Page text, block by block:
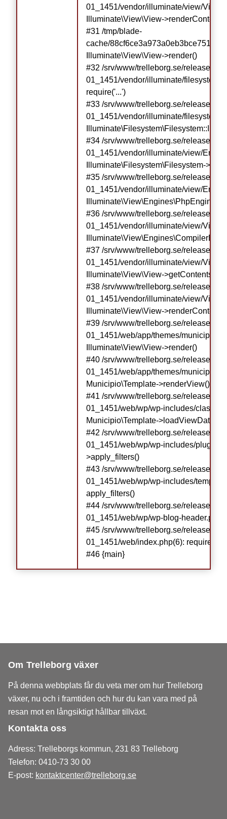
01_1451/vendor/illuminate/view/
Illuminate\View\View-
#31 /tmp/blade-
cache/
Illuminate\View\View->render()
#32 /srv/www/trelleborg.se/releases/
01_1451/vendor/illuminate/filesystem/
require('...')
#33 /srv/www/trelleborg.se/releases/
01_1451/vendor/illuminate/filesystem/
#34 /srv/www/trelleborg.se/releases/
01_1451/vendor/illuminate/view/
Illuminate\Filesystem\Filesystem-
#35 /srv/www/trelleborg.se/releases/
01_1451/vendor/illuminate/view/
Illuminate\View\Engines\PhpEngine-
#36 /srv/www/trelleborg.se/releases/
01_1451/vendor/illuminate/view/
#37 /srv/www/trelleborg.se/releases/
01_1451/vendor/illuminate/view/
Illuminate\View\View->getContents()
#38 /srv/www/trelleborg.se/releases/
01_1451/vendor/illuminate/view/
Illuminate\View\View-
#39 /srv/www/trelleborg.se/releases/
01_1451/web/app/themes/municipio/
Illuminate\View\View->render()
#40 /srv/www/trelleborg.se/releases/
01_1451/web/app/themes/municipio/
Municipio\Template->renderView()
#41 /srv/www/trelleborg.se/releases/
01_1451/web/wp/wp-includes/class-
Municipio\Template->loadViewData()
#42 /srv/www/trelleborg.se/releases/
01_1451/web/wp/wp-includes/
>apply_filters()
#43 /srv/www/trelleborg.se/releases/
01_1451/web/wp/wp-includes/
apply_filters()
#44 /srv/www/trelleborg.se/releases/
01_1451/web/wp/wp-blog-
#45 /srv/www/trelleborg.se/releases/
01_1451/web/index.php(6): require('...')
#46 {main}
Om Trelleborg växer
På denna webbplats får du veta mer om hur Trelleborg
växer, nu och i framtiden och hur du kan vara med på
resan mot en långsiktigt hållbar tillväxt.
Kontakta oss
Adress: Trelleborgs kommun, 231 83 Trelleborg
Telefon: 0410-73 30 00
E-post: kontaktcenter@trelleborg.se